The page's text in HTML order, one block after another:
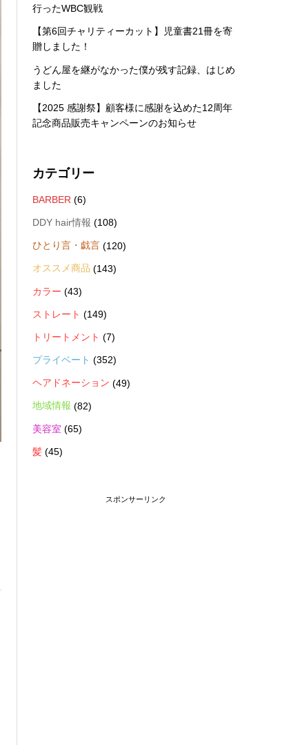
行ったWBC観戦
【第6回チャリティーカット】児童書21冊を寄
贈しました！
うどん屋を継がなかった僕が残す記録、はじめ
ました
【2025 感謝祭】顧客様に感謝を込めた12周年
記念商品販売キャンペーンのお知らせ
カテゴリー
BARBER (6)
DDY hair情報 (108)
ひとり言・戯言 (120)
オススメ商品 (143)
カラー (43)
ストレート (149)
トリートメント (7)
プライベート (352)
ヘアドネーション (49)
地域情報 (82)
美容室 (65)
髪 (45)
スポンサーリンク